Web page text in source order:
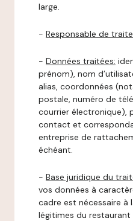
large.
- Responsable de
- Données traitées:
prénom), nom
alias, coordonnées
postale, numéro de
courrier électronique),
contact et
entreprise de
échéant.
- Base juridique du
vos données à
cadre est nécessaire à
légitimes du restaurant